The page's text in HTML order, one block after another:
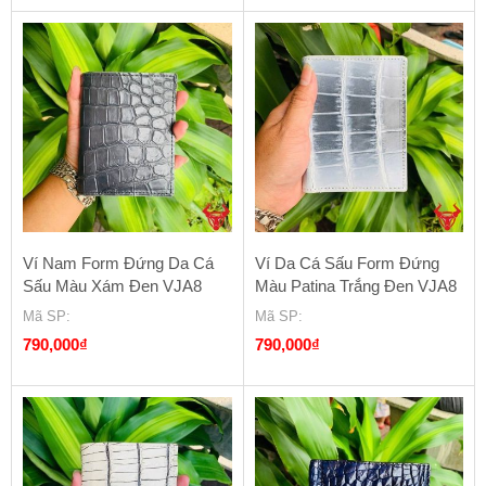
là:
1,600,000₫.
tại
là:
800,000₫.
Ví Nam Form Đứng Da Cá
Sấu Màu Xám Đen VJA8
Mã SP:
790,000₫
Ví Da Cá Sấu Form Đứng
Màu Patina Trắng Đen VJA8
Mã SP:
790,000₫